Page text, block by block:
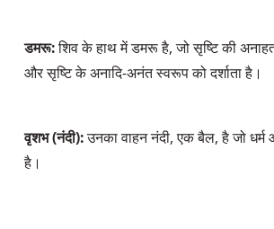
डमरू: शिव के हाथ में डमरू है, जो सृष्टि की
और सृष्टि के अनादि-अनंत स्वरूप को दर्शाता है।
वृशभ (नंदी): उनका वाहन नंदी, एक बैल, है जो धर्म
है।